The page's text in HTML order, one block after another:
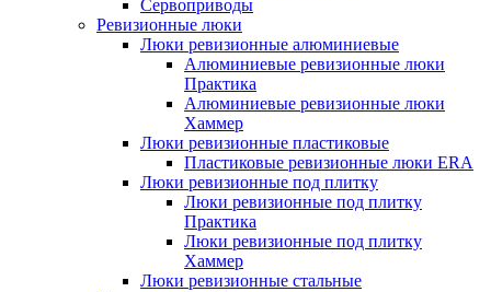
Сервоприводы
Ревизионные люки
Люки ревизионные алюминиевые
Алюминиевые ревизионные люки
Практика
Алюминиевые ревизионные люки
Хаммер
Люки ревизионные пластиковые
Пластиковые ревизионные люки ERA
Люки ревизионные под плитку
Люки ревизионные под плитку
Практика
Люки ревизионные под плитку
Хаммер
Люки ревизионные стальные